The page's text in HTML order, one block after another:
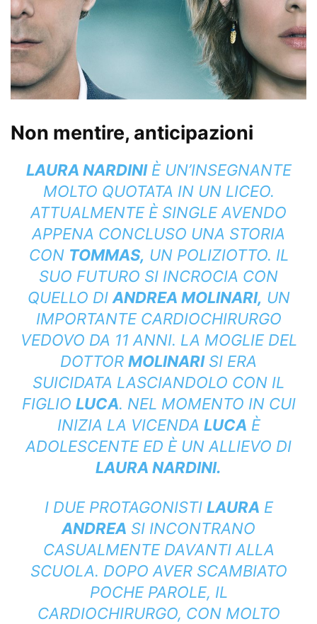
Non mentire, anticipazioni
LAURA NARDINIÈ UN’INSEGNANTE
MOLTO QUOTATA IN UN LICEO.
ATTUALMENTE È SINGLE AVENDO
APPENA CONCLUSO UNA STORIA
CON TOMMAS, UN POLIZIOTTO. IL
SUO FUTURO SI INCROCIA CON
QUELLO DI ANDREA MOLINARI, UN
IMPORTANTE CARDIOCHIRURGO
VEDOVO DA 11 ANNI. LA MOGLIE DEL
DOTTOR MOLINARISI ERA
SUICIDATA LASCIANDOLO CON IL
FIGLIO LUCA. NEL MOMENTO IN CUI
INIZIA LA VICENDA LUCA È
ADOLESCENTE ED È UN ALLIEVO DI
LAURA NARDINI.
I DUE PROTAGONISTI LAURA E
ANDREA SI INCONTRANO
CASUALMENTE DAVANTI ALLA
SCUOLA. DOPO AVER SCAMBIATO
POCHE PAROLE, IL
CARDIOCHIRURGO, CON MOLTO